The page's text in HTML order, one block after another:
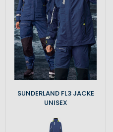
SUNDERLAND FL3 JACKE
UNISEX